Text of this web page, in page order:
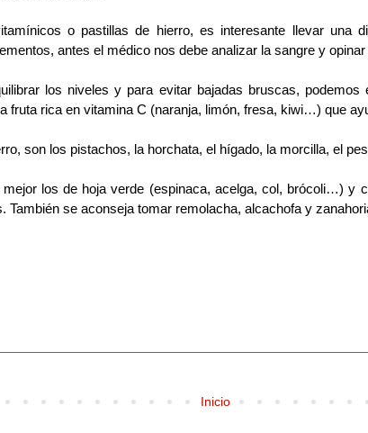
o pastillas de hierro, es interesante llevar una
antes el médico nos debe analizar la sangre y
los niveles y para evitar bajadas bruscas,
fruta rica en vitamina C (naranja, limón, fresa, kiwi…) que
son los pistachos, la horchata, el hígado, la morcilla, el
los de hoja verde (espinaca, acelga, col, brócoli…) y
También se aconseja tomar remolacha, alcachofa y
Inicio